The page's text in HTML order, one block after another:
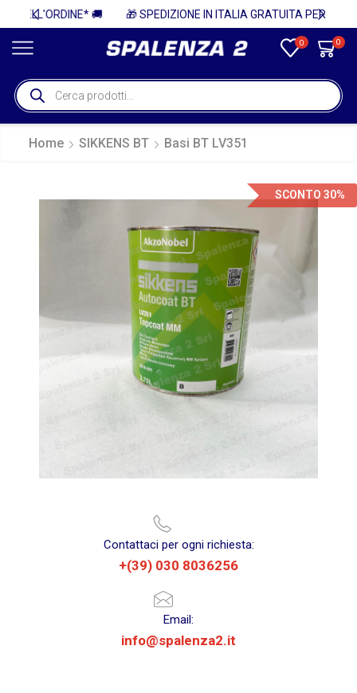
🎁 SPEDIZIONE IN ITALIA GRATUITA PER ORDINI SUPERIORI A 750€ + IVA 🎁
0 0
Home SIKKENS BT Basi BT LV351
SCONTO 30%
Contattaci per ogni richiesta:
+(39) 030 8036256
Email:
info@spalenza2.it